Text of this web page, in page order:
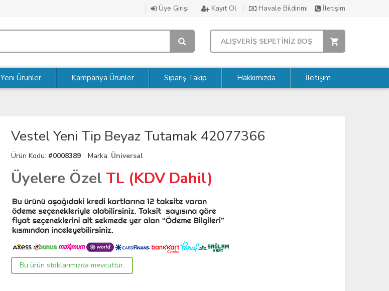
Üye Girişi Kayıt Ol Havale Bildirimi İletişim
ALIŞVERİŞ SEPETİNİZ BOŞ
Yeni Ürünler Kampanya Ürünler Sipariş Takip Hakkımızda İletişim
Vestel Yeni Tip Beyaz Tutamak 42077366
Ürün Kodu: #0008389 Marka: Üniversal
Üyelere Özel TL (KDV Dahil)
Bu ürün stoklarımızda mevcuttur.